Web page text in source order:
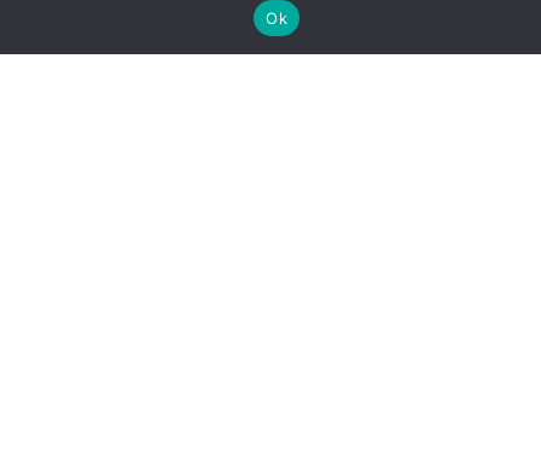
Ok